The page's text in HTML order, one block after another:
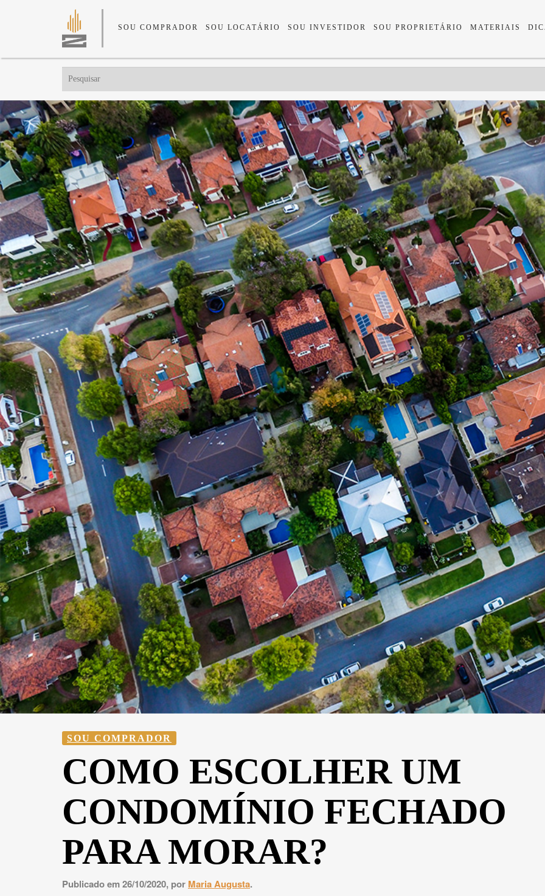
SOU COMPRADOR SOU LOCATÁRIO SOU INVESTIDOR SOU PROPRIETÁRIO MATERIAIS
SOU COMPRADOR
COMO ESCOLHER UM
CONDOMÍNIO FECHADO
PARA MORAR?
Publicado em 26/10/2020, por Maria Augusta.